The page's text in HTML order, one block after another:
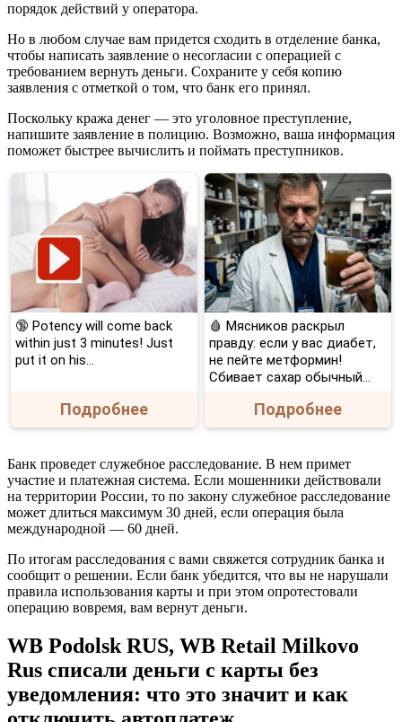
Вирусные
порядок действий у оператора.
Но в любом случае вам придется сходить в отделение банка,
чтобы написать заявление о несогласии с операцией с
требованием вернуть деньги. Сохраните у себя копию
заявления с отметкой о том, что банк его принял.
Поскольку кража денег — это уголовное преступление,
напишите заявление в полицию. Возможно, ваша информация
поможет быстрее вычислить и поймать преступников.
🔞 Potency will come back
within just 3 minutes! Just
put it on his…
Подробнее
🩸 Мясников раскрыл
правду: если у вас диабет,
не пейте метформин!
Сбивает сахар обычный...
Подробнее
Банк проведет служебное расследование. В нем примет
участие и платежная система. Если мошенники действовали
на территории России, то по закону служебное расследование
может длиться максимум 30 дней, если операция была
международной — 60 дней.
По итогам расследования с вами свяжется сотрудник банка и
сообщит о решении. Если банк убедится, что вы не нарушали
правила использования карты и при этом опротестовали
операцию вовремя, вам вернут деньги.
WB Podolsk RUS, WB Retail Milkovo
Rus списали деньги с карты без
уведомления: что это значит и как